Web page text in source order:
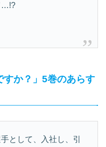
…!?
すか？」5巻のあらす
として、入社し、引